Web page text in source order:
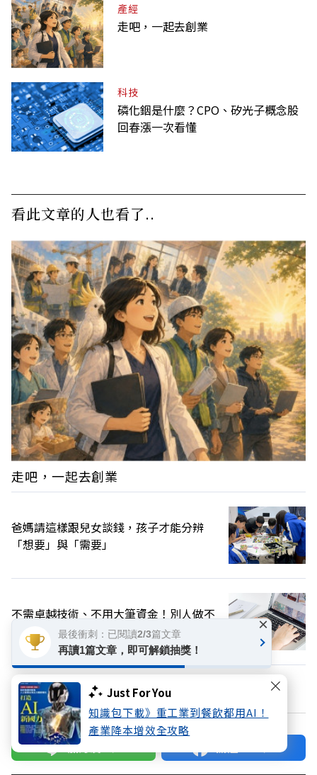
Just For You
知識包下載》重工業到餐飲都用AI！
產業降本增效全攻略
產經
走吧，一起去創業
科技
磷化銦是什麼？CPO、矽光子概念股
回春漲一次看懂
看此文章的人也看了..
走吧，一起去創業
爸媽請這樣跟兒女談錢，孩子才能分辨
「想要」與「需要」
不需卓越技術、不用大筆資金！別人做不
到的小事，其實都是你「能賺的錢」
換個主題看看
加好友
最後衝刺：已閱讀2/3篇文章
再讀1篇文章，即可解鎖抽獎！
×